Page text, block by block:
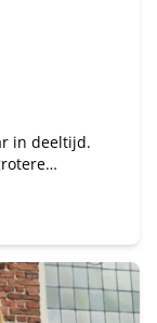
in deeltijd.